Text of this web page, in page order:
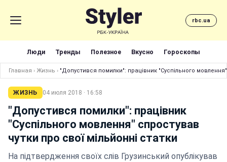
rbc.ua
Люди Тренды Полезное Вкусно Гороскопы
Главная › Жизнь › "Допустився помилки": працівник "Суспільного
ЖИЗНЬ 04 июля 2018 · 16:58
"Допустився помилки": працівник
"Суспільного мовлення" спростував
чутки про свої мільйонні статки
На підтвердження своїх слів Грузинський опублікував